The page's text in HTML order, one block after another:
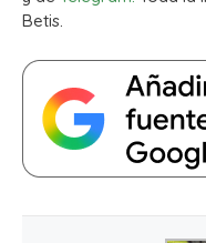
Betis.